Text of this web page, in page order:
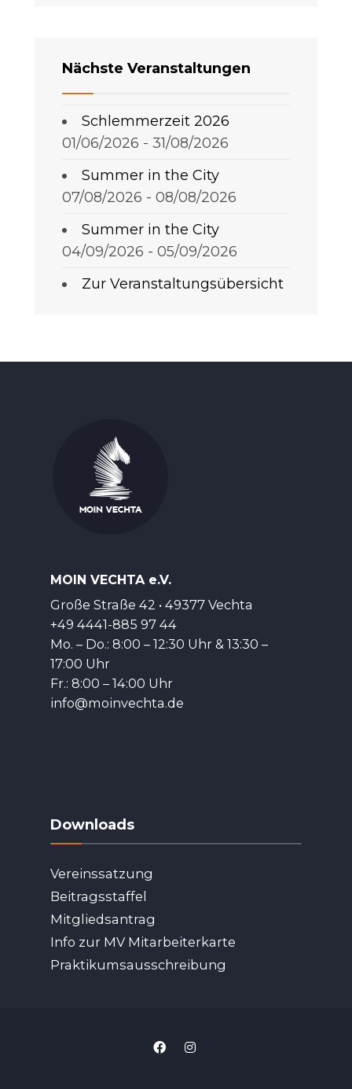
Nächste Veranstaltungen
Schlemmerzeit 2026
01/06/2026 - 31/08/2026
Summer in the City
07/08/2026 - 08/08/2026
Summer in the City
04/09/2026 - 05/09/2026
Zur Veranstaltungsübersicht
MOIN VECHTA e.V.
Große Straße 42 • 49377 Vechta
+49 4441-885 97 44
Mo. – Do.: 8:00 – 12:30 Uhr & 13:30 –
17:00 Uhr
Fr.: 8:00 – 14:00 Uhr
info@moinvechta.de
Downloads
Vereinssatzung
Beitragsstaffel
Mitgliedsantrag
Info zur MV Mitarbeiterkarte
Praktikumsausschreibung